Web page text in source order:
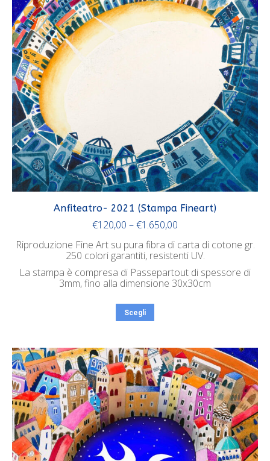
Anfiteatro- 2021 (Stampa Fineart)
€120,00 –€1.650,00
Riproduzione Fine Art su pura fibra di carta di cotone gr.
250 colori garantiti, resistenti UV.
La stampa è compresa di Passepartout di spessore di
3mm, fino alla dimensione 30x30cm
Scegli